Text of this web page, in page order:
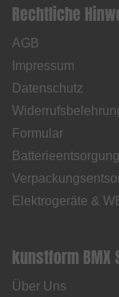
Rechtliche
AGB
Impressum
Datenschutz
Formular
Batterieentsorgung
Elektrogeräte &
kunstform BMX
Über Uns